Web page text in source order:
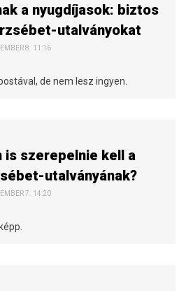
a nyugdíjasok: biztos
utalványokat
8. 11:16
de nem lesz ingyen.
is szerepelnie kell a
utalványának?
7. 14:20